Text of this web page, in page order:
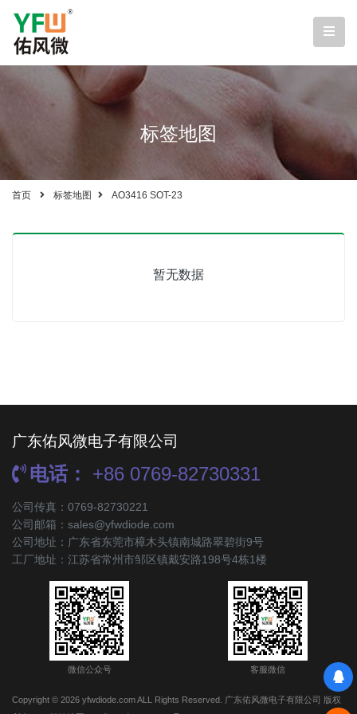
标签地图
首页 标签地图 AO3416 SOT-23
暂无数据
广东佑风微电子有限公司
电话： +86 0769-82730331
公司传真：0769-82730221
公司邮箱：sales@yfwdiode.com
公司地址：广东省东莞市樟木头镇南城路翠碧街9号
工厂地址：江苏省常州市邹区镇戴安路198号4栋1楼
微信公众号 客服微信
Copyright © 2026 yfwdiode.com ALL Rights Reserved. 广东佑风微电子有限公司 版权